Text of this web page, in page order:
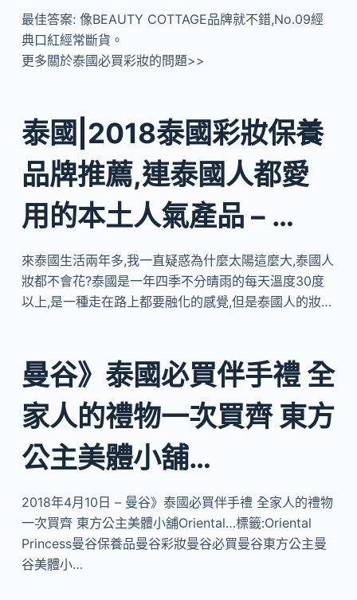
最佳答案: 像BEAUTY COTTAGE品牌就不錯,No.09經
典口紅經常斷貨。
更多關於泰國必買彩妝的問題>>
泰國|2018泰國彩妝保養
品牌推薦,連泰國人都愛
用的本土人氣產品 – …
來泰國生活兩年多,我一直疑惑為什麼太陽這麼大,泰國人
妝都不會花?泰國是一年四季不分晴雨的每天溫度30度
以上,是一種走在路上都要融化的感覺,但是泰國人的妝…
曼谷》泰國必買伴手禮 全
家人的禮物一次買齊 東方
公主美體小舖…
2018年4月10日 – 曼谷》泰國必買伴手禮 全家人的禮物
一次買齊 東方公主美體小舖Oriental…標籤:Oriental
Princess曼谷保養品曼谷彩妝曼谷必買曼谷東方公主曼
谷美體小…